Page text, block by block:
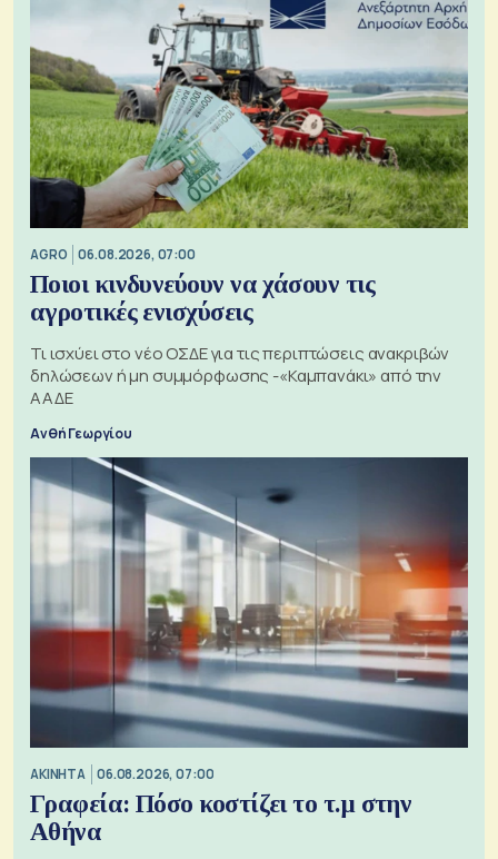
AGRO 06.08.2026, 07:00
Ποιοι κινδυνεύουν να χάσουν τις
αγροτικές ενισχύσεις
Τι ισχύει στο νέο ΟΣΔΕ για τις περιπτώσεις ανακριβών
δηλώσεων ή μη συμμόρφωσης -«Καμπανάκι» από την
ΑΑΔΕ
Ανθή Γεωργίου
ΑΚΙΝΗΤΑ 06.08.2026, 07:00
Γραφεία: Πόσο κοστίζει το τ.μ στην
Αθήνα